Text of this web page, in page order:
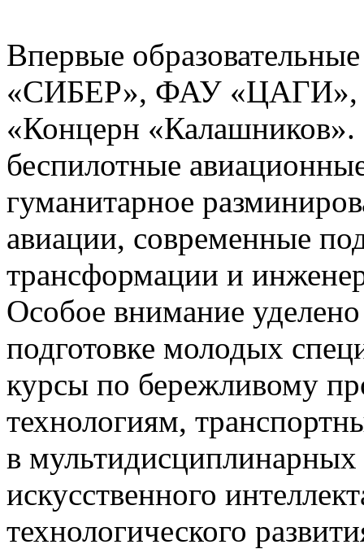
Впервые
«СИБЕР», ФАУ
«Концерн
беспилотные
гуманитарное
авиации, современные
трансформации и
Особое внимание
подготовке молодых
курсы по бережливому
технологиям,
в мультидисциплинарных
искусственного
технологического